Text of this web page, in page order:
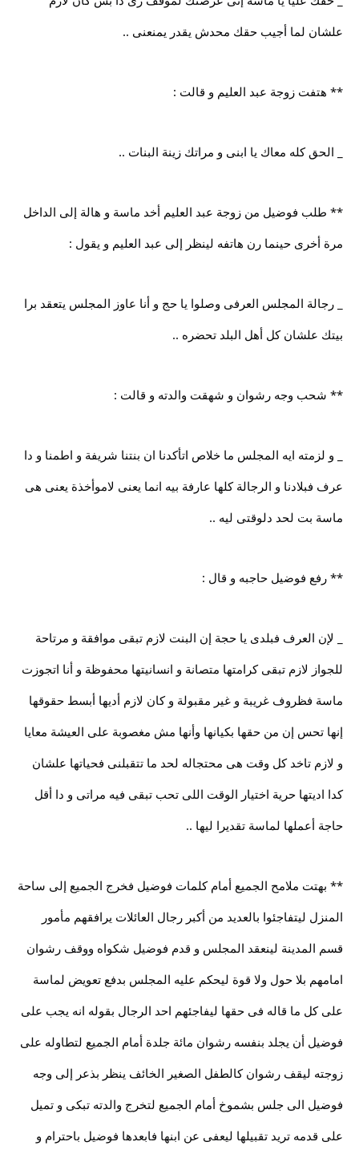
علشان لما أجيب حقك محدش يقدر يمنعنى ..
** هتفت زوجة عبد العليم و قالت :
_ الحق كله معاك يا ابنى و مراتك زينة البنات ..
** طلب فوضيل من زوجة عبد العليم أخد ماسة و هالة إلى الداخل
مرة أخرى حينما رن هاتفه لينظر إلى عبد العليم و يقول :
_ رجالة المجلس العرفى وصلوا يا حج و أنا عاوز المجلس يتعقد برا
بيتك علشان كل أهل البلد تحضره ..
** شحب وجه رشوان و شهقت والدته و قالت :
_ و لزمته ايه المجلس ما خلاص اتأكدنا ان بنتنا شريفة و اطمنا و دا
عرف فبلادنا و الرجالة كلها عارفة بيه انما يعنى لاموأخذة يعنى هى
ماسة بت لحد دلوقتى ليه ..
** رفع فوضيل حاجبه و قال :
_ لإن العرف فبلدى يا حجة إن البنت لازم تبقى موافقة و مرتاحة
للجواز لازم تبقى كرامتها متصانة و انسانيتها محفوظة و أنا اتجوزت
ماسة فظروف غريبة و غير مقبولة و كان لازم أديها أبسط حقوقها
إنها تحس إن من حقها بكيانها وأنها مش مغصوبة على العيشة معايا
و لازم تاخد كل وقت هى محتجاله لحد ما تتقبلنى فحياتها علشان
كدا اديتها حرية اختيار الوقت اللى تحب تبقى فيه مراتى و دا أقل
حاجة أعملها لماسة تقديرا ليها ..
** بهتت ملامح الجميع أمام كلمات فوضيل فخرج الجميع إلى ساحة
المنزل ليتفاجئوا بالعديد من أكبر رجال العائلات يرافقهم مأمور
قسم المدينة لينعقد المجلس و قدم فوضيل شكواه ووقف رشوان
امامهم بلا حول ولا قوة ليحكم عليه المجلس بدفع تعويض لماسة
على كل ما قاله فى حقها ليفاجئهم احد الرجال بقوله انه يجب على
فوضيل أن يجلد بنفسه رشوان مائة جلدة أمام الجميع لتطاوله على
زوجته ليقف رشوان كالطفل الصغير الخائف ينظر بذعر إلى وجه
فوضيل الى جلس بشموخ أمام الجميع لتخرج والدته تبكى و تميل
على قدمه تريد تقبيلها ليعفى عن ابنها فابعدها فوضيل باحترام و